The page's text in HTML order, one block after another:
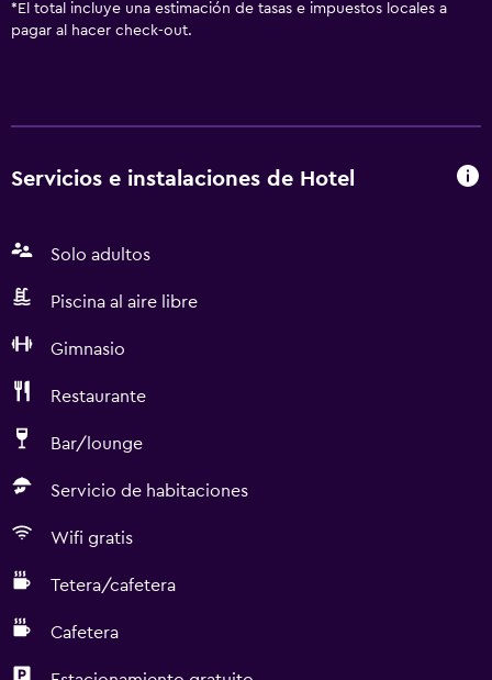
* El total incluye una estimación de tasas e impuestos locales a
pagar al hacer check-out.
Servicios e instalaciones de Hotel
Solo adultos
Piscina al aire libre
Gimnasio
Restaurante
Bar/lounge
Servicio de habitaciones
Wifi gratis
Tetera/cafetera
Cafetera